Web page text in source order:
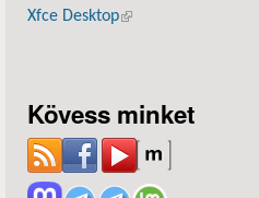
Xfce Desktop(külső hivatkozás)
Kövess minket